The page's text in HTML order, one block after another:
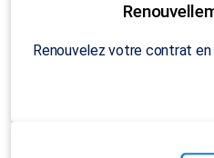
Renouvelez votre contrat en